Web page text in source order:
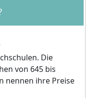
Die
von 645 bis
nennen ihre Preise